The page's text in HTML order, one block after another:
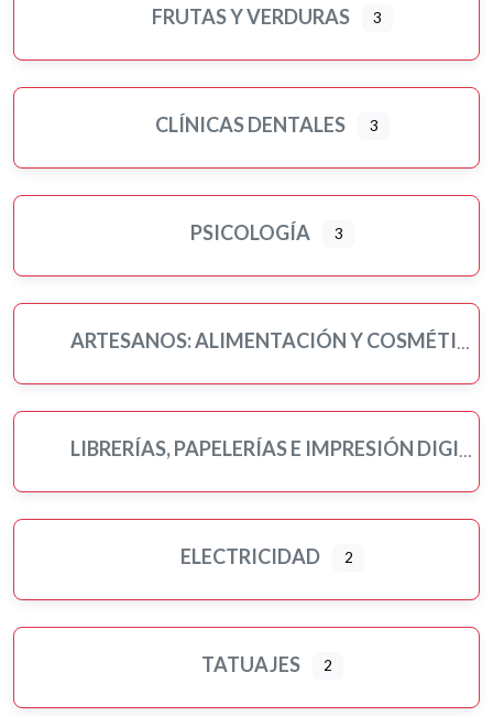
FRUTAS Y VERDURAS 3
CLÍNICAS DENTALES 3
PSICOLOGÍA 3
ARTESANOS: ALIMENTACIÓN Y COSMÉTICA
LIBRERÍAS, PAPELERÍAS E IMPRESIÓN DIGITAL
ELECTRICIDAD 2
TATUAJES 2